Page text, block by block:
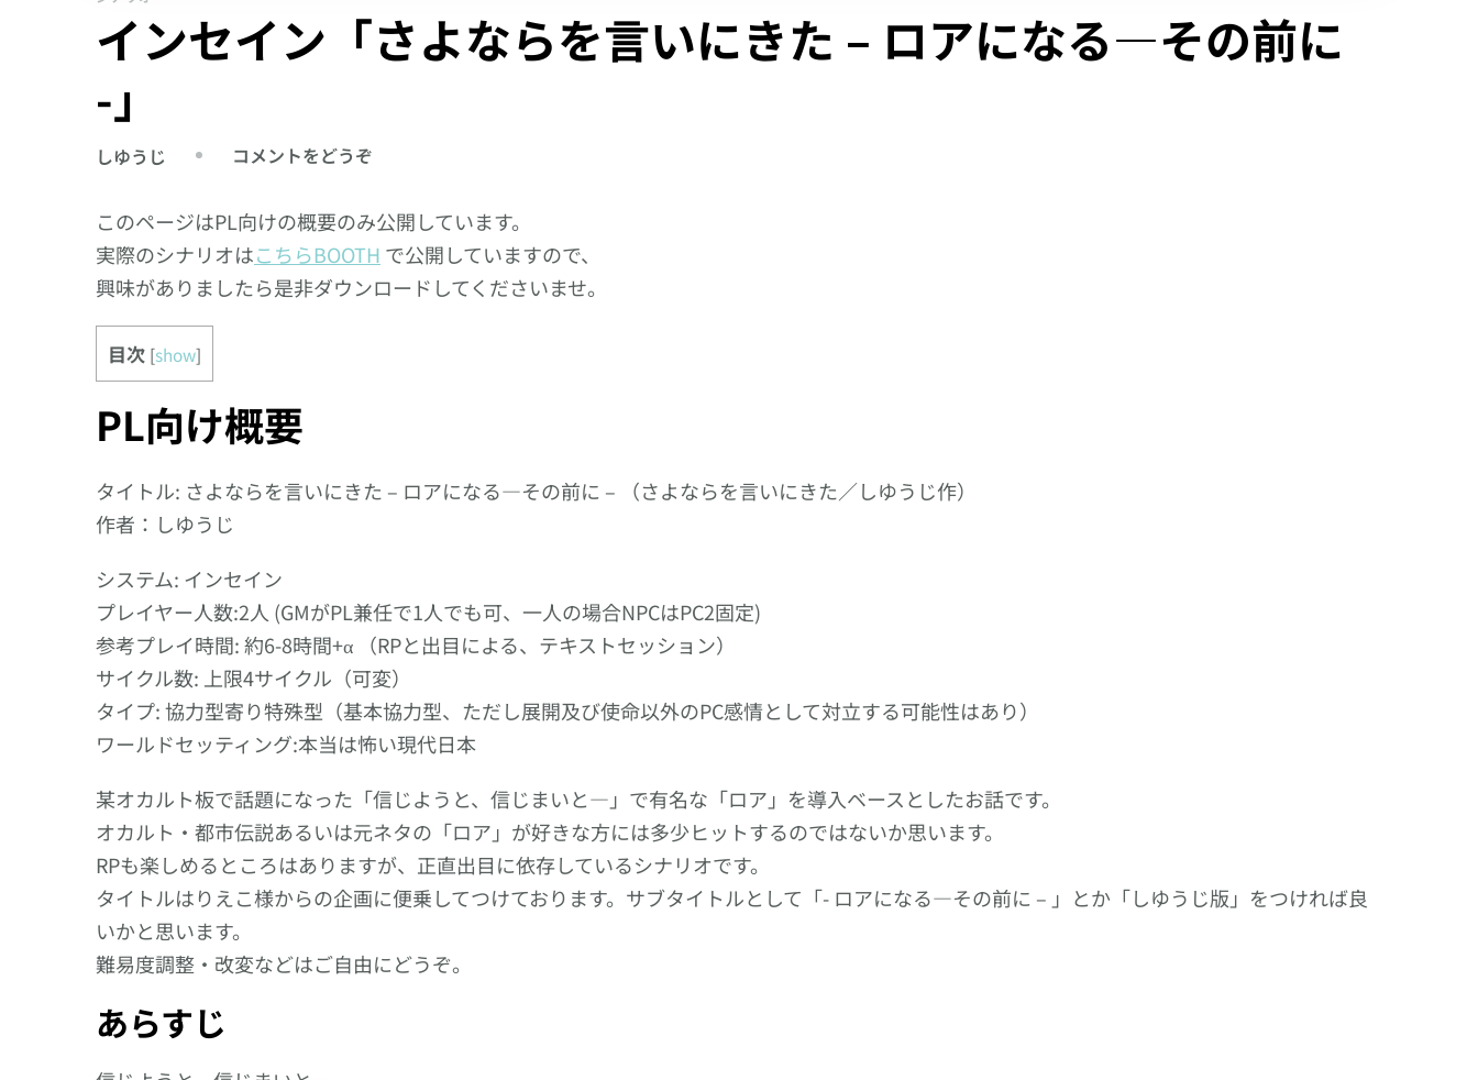
インセイン「さよならを言いにきた – ロアになる―その前に
-」
しゆうじ コメントをどうぞ
セ
イ
ン
「さ
い
–
ロ
ア
に
な
る
そ
の
前
に
このページはPL向けの概要のみ公開しています。
実際のシナリオはこちらBOOTH で公開していますので、
興味がありましたら是非ダウンロードしてくださいませ。
目次 [show]
PL向け概要
タイトル: さよならを言いにきた – ロアになる―その前に – （さよならを言いにきた／しゆうじ作）
作者：しゆうじ
システム: インセイン
プレイヤー人数:2人 (GMがPL兼任で1人でも可、一人の場合NPCはPC2固定)
参考プレイ時間: 約6-8時間+α （RPと出目による、テキストセッション）
サイクル数: 上限4サイクル（可変）
タイプ: 協力型寄り特殊型（基本協力型、ただし展開及び使命以外のPC感情として対立する可能性はあり）
ワールドセッティング:本当は怖い現代日本
某オカルト板で話題になった「信じようと、信じまいと―」で有名な「ロア」を導入ベースとしたお話です。
オカルト・都市伝説あるいは元ネタの「ロア」が好きな方には多少ヒットするのではないか思います。
RPも楽しめるところはありますが、正直出目に依存しているシナリオです。
タイトルはりえこ様からの企画に便乗してつけております。サブタイトルとして「- ロアになる―その前に – 」とか「しゆうじ版」をつければ良
いかと思います。
難易度調整・改変などはご自由にどうぞ。
あらすじ